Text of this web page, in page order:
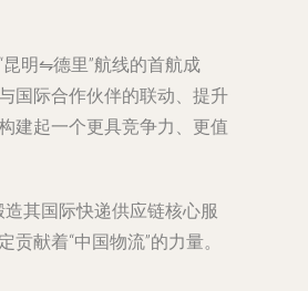
明⇋德里”航线的首航成
国际合作伙伴的联动、提升
建起一个更具竞争力、更值
其国际快递供应链核心服
献着“中国物流”的力量。